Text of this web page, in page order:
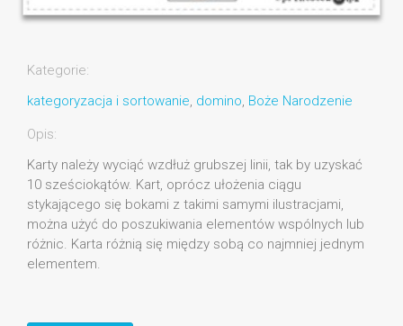
Kategorie:
kategoryzacja i sortowanie, domino, Boże Narodzenie
Opis:
Karty należy wyciąć wzdłuż grubszej linii, tak by uzyskać
10 sześciokątów. Kart, oprócz ułożenia ciągu
stykającego się bokami z takimi samymi ilustracjami,
można użyć do poszukiwania elementów wspólnych lub
różnic. Karta różnią się między sobą co najmniej jednym
elementem.